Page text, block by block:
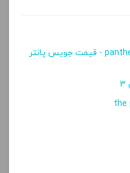
خرید جویس پانتر سریز panther series - قیمت جویس پانتر
the